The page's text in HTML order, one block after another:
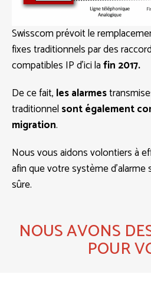
Swisscom prévoit le
fixes traditionnels par des
compatibles IP d’ici lafin 2017.
De ce fait, les alarmes
traditionnel sont également
migration.
Nous vous aidons volontiers à
afin que votre système
sûre.
NOUS AVONS
POUR